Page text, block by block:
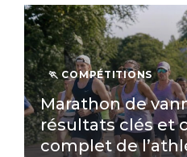
🏃 COMPÉTITIONS
Marathon de
résultats clés et
complet de